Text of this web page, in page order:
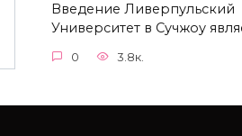
Введение Ливерпульский
Университет в Сучжоу
0 3.8к.